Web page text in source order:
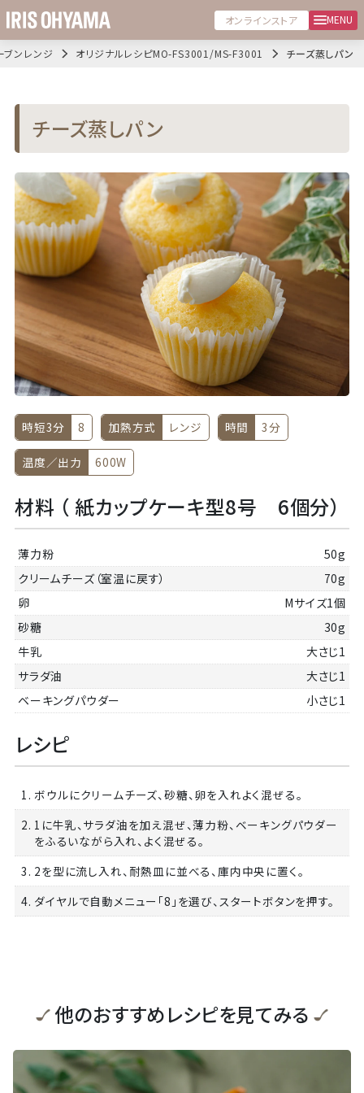
オンラインストア MENU
ブンレンジ オリジナルレシピMO-FS3001/MS-F3001 チーズ蒸しパン
チーズ蒸しパン
時短3分 8 加熱方式 レンジ 時間 3分
温度／出力 600W
材料 （ 紙カップケーキ型8号 6個分）
薄力粉
50g
クリームチーズ（室温に戻す）
70g
卵
Mサイズ1個
砂糖
30g
牛乳
大さじ1
サラダ油
大さじ1
ベーキングパウダー
小さじ1
レシピ
1. ボウルにクリームチーズ、砂糖、卵を入れよく混ぜる。
2. 1に牛乳、サラダ油を加え混ぜ、薄力粉、ベーキングパウダー
をふるいながら入れ、よく混ぜる。
3. 2を型に流し入れ、耐熱皿に並べる、庫内中央に置く。
4. ダイヤルで自動メニュー「8」を選び、スタートボタンを押す。
他のおすすめレシピを見てみる